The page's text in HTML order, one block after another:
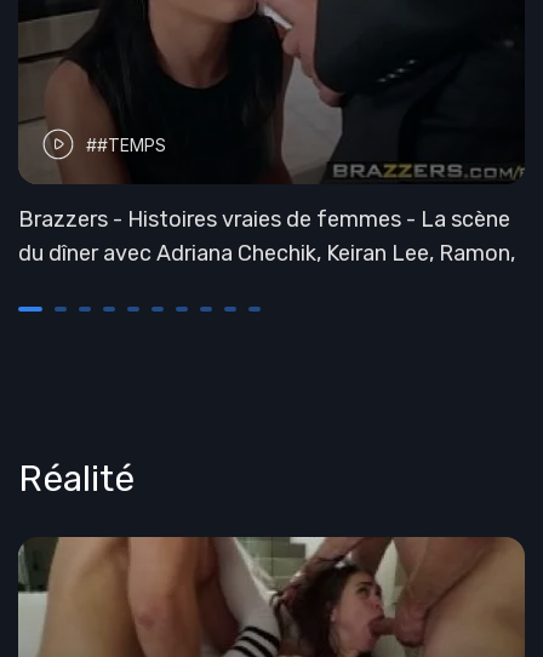
##TEMPS
Brazzers - Histoires vraies de femmes - La scène
du dîner avec Adriana Chechik, Keiran Lee, Ramon,
Réalité